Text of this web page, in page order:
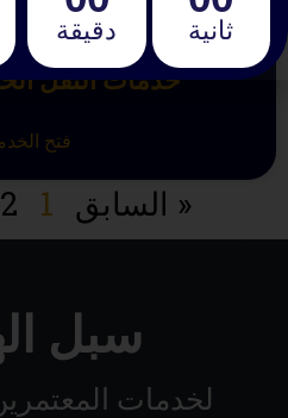
خدمات النقل
فتح
« السابق 1
2
سبل
لخدمات
دقيقة ثانية